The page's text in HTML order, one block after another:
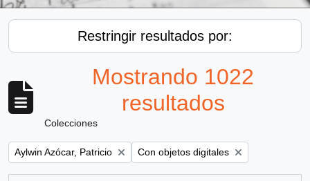
Restringir resultados por:
Mostrando 1022
resultados
Colecciones
Remove filter:
Aylwin Azócar, Patricio Remove filter:
Con objetos digitales